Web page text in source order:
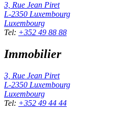
3, Rue Jean Piret
L-2350 Luxembourg
Luxembourg
Tel: +352 49 88 88
Immobilier
3, Rue Jean Piret
L-2350 Luxembourg
Luxembourg
Tel: +352 49 44 44